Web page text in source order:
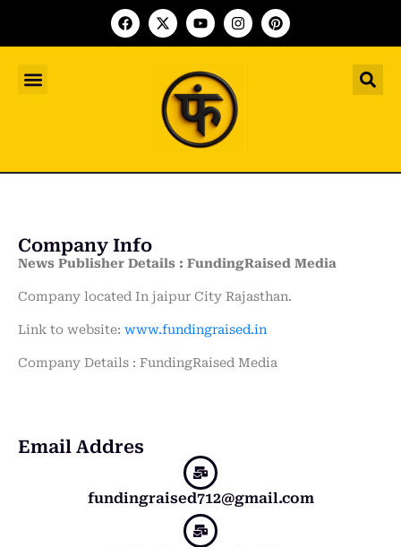
Company Info
News Publisher Details : FundingRaised Media
Company located In jaipur City Rajasthan.
Link to website: www.fundingraised.in
Company Details : FundingRaised Media
Email Addres
fundingraised712@gmail.com